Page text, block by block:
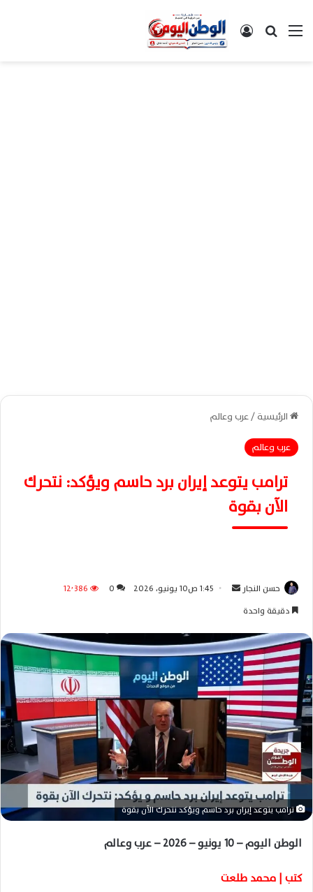
القائمةبحث عن تسجيل الدخول
الرئيسية/عرب وعالم
عرب وعالم
ترامب يتوعد إيران برد حاسم ويؤكد: نتحرك
الآن بقوة
حسن النجار
ل
ب
ر
ي
د
ا
إ
ك
ر
و
ن
ا
1:45 ص10 يونيو، 2026 0
12٬386
دقيقة واحدة
ترامب يتوعد إيران برد حاسم ويؤكد نتحرك الآن بقوة
الوطن اليوم – 10 يونيو – 2026 – عرب وعالم
كتب | محمد طلعت